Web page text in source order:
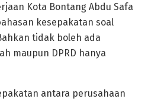
Kota Bontang Abdu Safa
kesepakatan soal
tidak boleh ada
maupun DPRD hanya
antara perusahaan